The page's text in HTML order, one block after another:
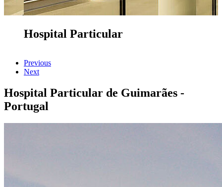
Hospital Particular
Previous
Next
Hospital Particular de Guimarães -
Portugal